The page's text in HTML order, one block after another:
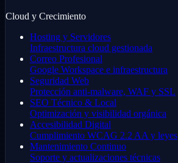
Cloud y Crecimiento
Hosting y Servidores
Infraestructura cloud gestionada
Correo Profesional
Google Workspace e infraestructura
Seguridad Web
Protección anti-malware, WAF y SSL
SEO Técnico & Local
Optimización y visibilidad orgánica
Accesibilidad Digital
Cumplimiento WCAG 2.2 AA y leyes
Mantenimiento Continuo
Soporte y actualizaciones técnicas